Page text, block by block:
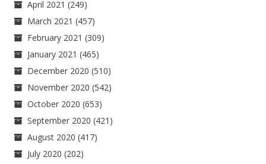
April 2021 (249)
March 2021 (457)
February 2021 (309)
January 2021 (465)
December 2020 (510)
November 2020 (542)
October 2020 (653)
September 2020 (421)
August 2020 (417)
July 2020 (202)